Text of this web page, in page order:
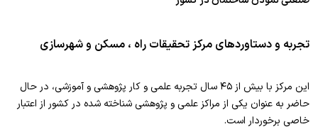
تجربه و دستاوردهای مرکز تحقیقات راه ، مسکن و شهرسازی
این مرکز با بیش از ۴۵ سال تجربه علمی و کار پژوهشی و آموزشی، در حال
حاضر به عنوان یکی از مراکز علمی و پژوهشی شناخته شده در کشور از اعتبار
خاصی برخوردار است.